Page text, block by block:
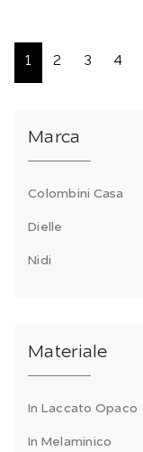
1 2 3 4
Marca
Colombini Casa
Dielle
Nidi
Materiale
In Laccato Opaco
In Melaminico